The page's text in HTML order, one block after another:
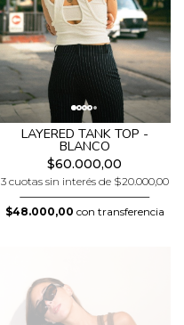
LAYERED TANK TOP -
BLANCO
$60.000,00
3 cuotas sin interés de $20.000,00
$48.000,00 con transferencia